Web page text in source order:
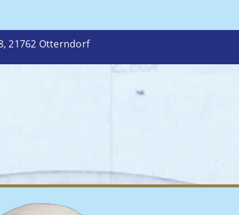
21762 Otterndorf